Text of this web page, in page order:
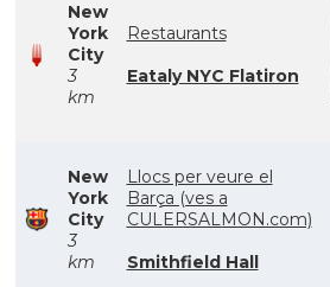
New
York
City
3
km
Restaurants
Eataly NYC Flatiron
New
York
City
3
km
Llocs per veure el
Barça (ves a
CULERSALMON.com)
Smithfield Hall